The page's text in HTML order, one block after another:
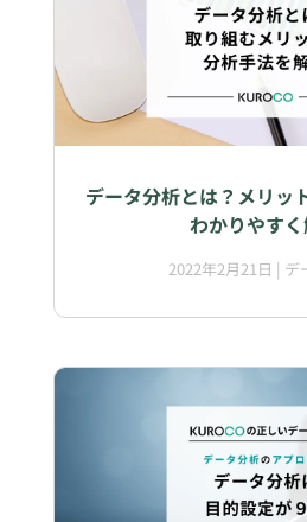
データ分析とは？メリッ
わかりやす
2022年2月21日 | デ